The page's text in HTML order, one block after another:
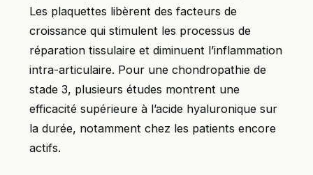
Les plaquettes libèrent des facteurs de
croissance qui stimulent les processus de
réparation tissulaire et diminuent l’inflammation
intra-articulaire. Pour une chondropathie de
stade 3, plusieurs études montrent une
efficacité supérieure à l’acide hyaluronique sur
la durée, notamment chez les patients encore
actifs.